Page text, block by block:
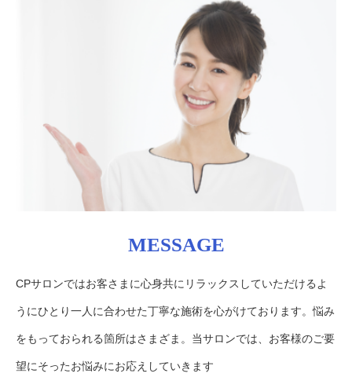
MESSAGE
CPサロンではお客さまに心身共にリラックスしていただけるよ
うにひとり一人に合わせた丁寧な施術を心がけております。悩み
をもっておられる箇所はさまざま。当サロンでは、お客様のご要
望にそったお悩みにお応えしていきます